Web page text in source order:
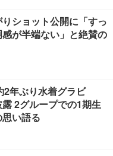
ショット公開に「すっ
が半端ない」と絶賛の
年ぶり水着グラビ
2グループでの1期生
い語る